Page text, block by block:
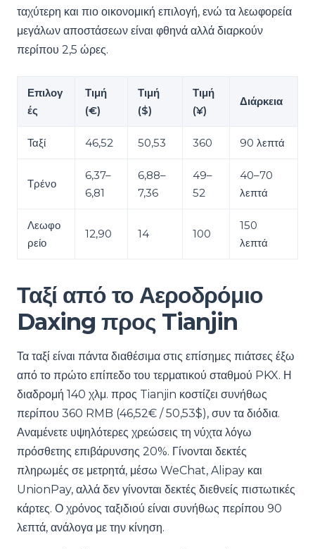
ταχύτερη και πιο οικονομική επιλογή, ενώ τα λεωφορεία
μεγάλων αποστάσεων είναι φθηνά αλλά διαρκούν
περίπου 2,5 ώρες.
Επιλογ
ές
Τιμή
(€)
Τιμή
($)
Τιμή
(¥)
Διάρκεια
Ταξί 46,52 50,53 360 90 λεπτά
Τρένο
6,37–
6,81
6,88–
7,36
49–
52
40–70
λεπτά
Λεωφο
ρείο
12,90 14 100
150
λεπτά
Ταξί από το Αεροδρόμιο
Daxing προς Tianjin
Τα ταξί είναι πάντα διαθέσιμα στις επίσημες πιάτσες έξω
από το πρώτο επίπεδο του τερματικού σταθμού PKX. Η
διαδρομή 140 χλμ. προς Tianjin κοστίζει συνήθως
περίπου 360 RMB (46,52€ / 50,53$), συν τα διόδια.
Αναμένετε υψηλότερες χρεώσεις τη νύχτα λόγω
πρόσθετης επιβάρυνσης 20%. Γίνονται δεκτές
πληρωμές σε μετρητά, μέσω WeChat, Alipay και
UnionPay, αλλά δεν γίνονται δεκτές διεθνείς πιστωτικές
κάρτες. Ο χρόνος ταξιδιού είναι συνήθως περίπου 90
λεπτά, ανάλογα με την κίνηση.